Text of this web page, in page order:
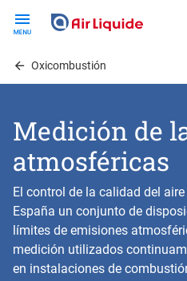
contentOxicombustión
Medición de
atmosféricas
El control de la calidad del
España un conjunto de
límites de emisiones
medición utilizados
en instalaciones de